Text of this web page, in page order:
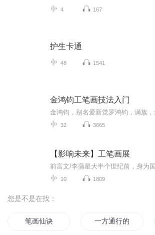
4 167
护生卡通
48 1541
金鸿钧工笔画技法入门
32 3665
【影响未来】工笔画展
10 1809
您是不是在找：
笔画仙诀 一方通行的成神笔记